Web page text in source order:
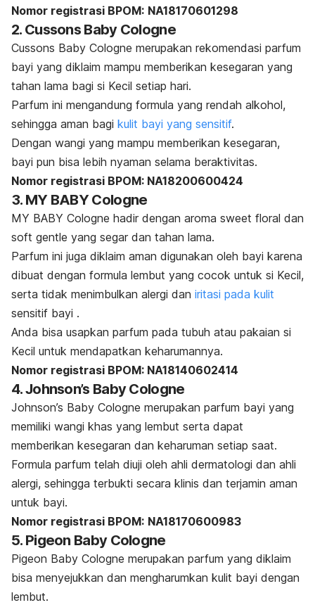
Nomor registrasi BPOM: NA18170601298
2. Cussons Baby Cologne
Cussons Baby Cologne merupakan rekomendasi parfum
bayi yang diklaim mampu memberikan kesegaran yang
tahan lama bagi si Kecil setiap hari.
Parfum ini mengandung formula yang rendah alkohol,
sehingga aman bagi kulit bayi yang sensitif.
Dengan wangi yang mampu memberikan kesegaran,
bayi pun bisa lebih nyaman selama beraktivitas.
Nomor registrasi BPOM: NA18200600424
3. MY BABY Cologne
MY BABY Cologne hadir dengan aroma sweet floral dan
soft gentle yang segar dan tahan lama.
Parfum ini juga diklaim aman digunakan oleh bayi karena
dibuat dengan formula lembut yang cocok untuk si Kecil,
serta tidak menimbulkan alergi dan iritasi pada kulit
sensitif bayi .
Anda bisa usapkan parfum pada tubuh atau pakaian si
Kecil untuk mendapatkan keharumannya.
Nomor registrasi BPOM: NA18140602414
4. Johnson’s Baby Cologne
Johnson’s Baby Cologne merupakan parfum bayi yang
memiliki wangi khas yang lembut serta dapat
memberikan kesegaran dan keharuman setiap saat.
Formula parfum telah diuji oleh ahli dermatologi dan ahli
alergi, sehingga terbukti secara klinis dan terjamin aman
untuk bayi.
Nomor registrasi BPOM: NA18170600983
5. Pigeon Baby Cologne
Pigeon Baby Cologne merupakan parfum yang diklaim
bisa menyejukkan dan mengharumkan kulit bayi dengan
lembut.